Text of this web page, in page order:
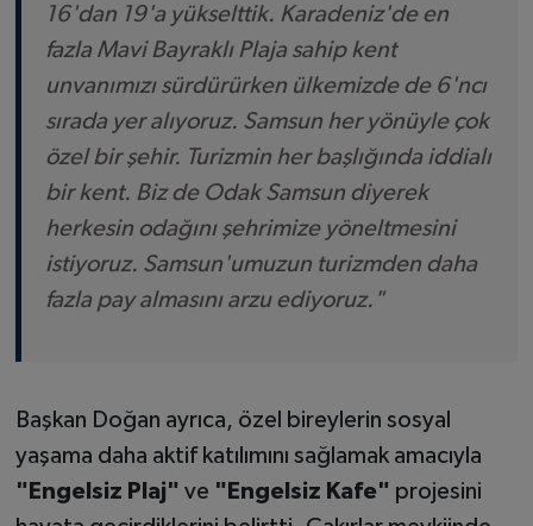
16'dan 19'a yükselttik. Karadeniz'de en
fazla Mavi Bayraklı Plaja sahip kent
unvanımızı sürdürürken ülkemizde de 6'ncı
sırada yer alıyoruz. Samsun her yönüyle çok
özel bir şehir. Turizmin her başlığında iddialı
bir kent. Biz de Odak Samsun diyerek
herkesin odağını şehrimize yöneltmesini
istiyoruz. Samsun'umuzun turizmden daha
fazla pay almasını arzu ediyoruz."
Başkan Doğan ayrıca, özel bireylerin sosyal
yaşama daha aktif katılımını sağlamak amacıyla
"Engelsiz Plaj" ve "Engelsiz Kafe" projesini